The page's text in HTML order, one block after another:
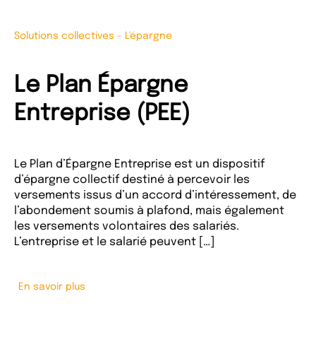
Solutions collectives - L'épargne
Le Plan Épargne
Entreprise (PEE)
Le Plan d’Épargne Entreprise est un dispositif
d’épargne collectif destiné à percevoir les
versements issus d’un accord d’intéressement, de
l’abondement soumis à plafond, mais également
les versements volontaires des salariés.
L’entreprise et le salarié peuvent […]
En savoir plus